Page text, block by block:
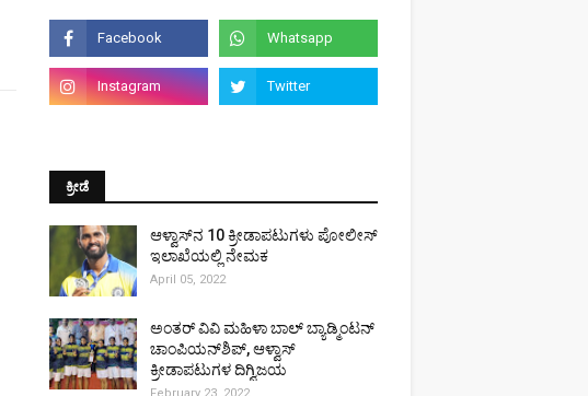
ಕ್ರೀಡೆ
ಆಳ್ವಾಸ್‌ನ 10 ಕ್ರೀಡಾಪಟುಗಳು ಪೋಲೀಸ್
ಇಲಾಖೆಯಲ್ಲಿ ನೇಮಕ
April 05, 2022
ಅಂತರ್ ವಿವಿ ಮಹಿಳಾ ಬಾಲ್ ಬ್ಯಾಡ್ಮಿಂಟನ್
ಚಾಂಪಿಯನ್‌ಶಿಪ್, ಆಳ್ವಾಸ್
ಕ್ರೀಡಾಪಟುಗಳ ದಿಗ್ವಿಜಯ